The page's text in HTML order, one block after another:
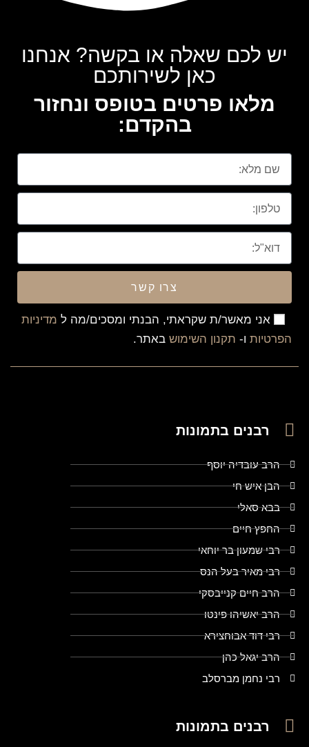
יש לכם שאלה או בקשה? אנחנו
כאן לשירותכם
מלאו פרטים בטופס ונחזור
בהקדם:
אני מאשר/ת שקראתי, הבנתי ומסכים/מה ל מדיניות
הפרטיות ו- תקנון השימוש באתר.
צרו קשר
רבנים בתמונות
הרב עובדיה יוסף
הבן איש חי
בבא סאלי
החפץ חיים
רבי שמעון בר יוחאי
רבי מאיר בעל הנס
הרב חיים קנייבסקי
הרב יאשיהו פינטו
רבי דוד אבוחצירא
הרב יגאל כהן
רבי נחמן מברסלב
רבנים בתמונות